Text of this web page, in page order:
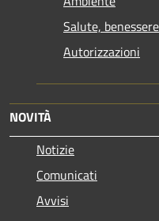
Salute,
Autorizzazioni
NOVITÀ
Notizie
Comunicati
Avvisi